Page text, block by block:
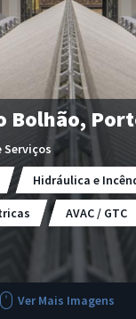
Bolhão,
Serviços
Hidráulica e
AVAC / GTC
Ver Mais Imagens